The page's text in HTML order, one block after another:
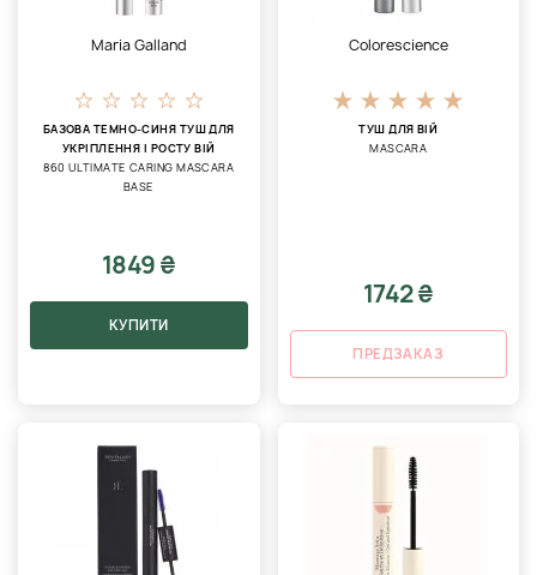
Maria Galland
БАЗОВА ТЕМНО-СИНЯ ТУШ ДЛЯ
УКРІПЛЕННЯ І РОСТУ ВІЙ
860 ULTIMATE CARING MASCARA
BASE
1849 ₴
КУПИТИ
Colorescience
ТУШ ДЛЯ ВІЙ
MASCARA
1742 ₴
ПРЕДЗАКАЗ